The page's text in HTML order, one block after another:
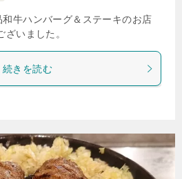
牛ハンバーグ＆ステーキのお店
いました。
続きを読む